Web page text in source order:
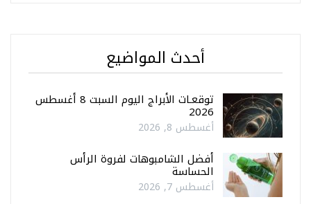
أحدث المواضيع
توقعـات الأبراج اليوم السبت 8 أغسطس
2026
أغسطس 8, 2026
أفضل الشامبوهات لفروة الرأس
الحساسة
أغسطس 7, 2026